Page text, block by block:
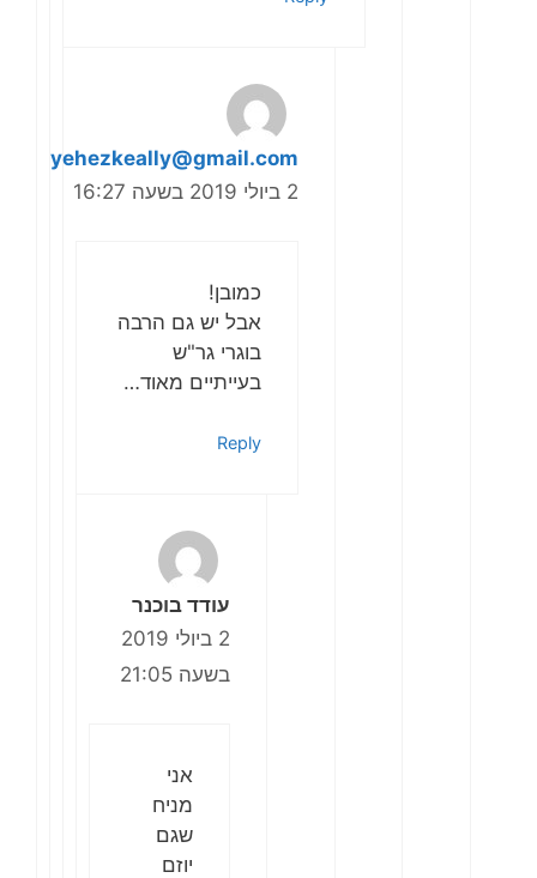
yehezkeally@gmail.com
2 ביולי 2019 בשעה 16:27
כמובן!
אבל יש גם הרבה
בוגרי גר"ש
בעייתיים מאוד…
Reply
עודד בוכנר
2 ביולי 2019
בשעה 21:05
אני
מניח
שגם
יוזם